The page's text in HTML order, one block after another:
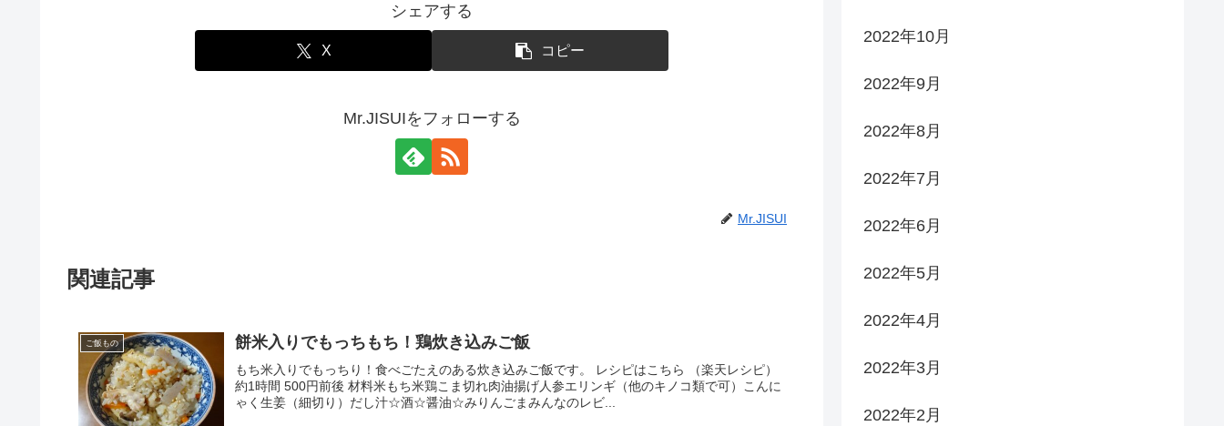
シェアする
X コピー
Mr.JISUIをフォローする
Mr.JISUI
関連記事
ご飯もの 餅米入りでもっちもち！鶏炊き込みご飯
もち米入りでもっちり！食べごたえのある炊き込みご飯です。 レシピはこちら （楽天レシピ）
約1時間 500円前後 材料米もち米鶏こま切れ肉油揚げ人参エリンギ（他のキノコ類で可）こんに
ゃく生姜（細切り）だし汁☆酒☆醤油☆みりんごまみんなのレビ...
2022年10月
2022年9月
2022年8月
2022年7月
2022年6月
2022年5月
2022年4月
2022年3月
2022年2月